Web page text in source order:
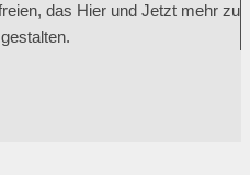
das Hier und Jetzt mehr zu